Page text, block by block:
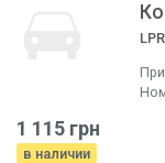
1 115 грн
в наличии